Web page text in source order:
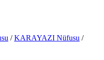
/ KARAYAZI Nüfusu /